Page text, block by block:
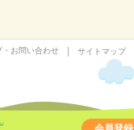
・お問い合わせ サイトマップ